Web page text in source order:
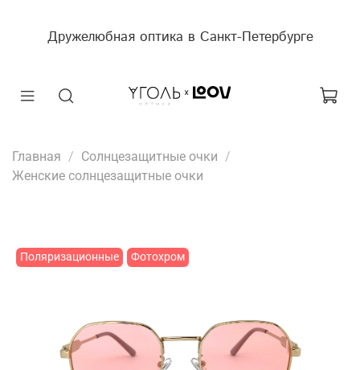
Дружелюбная оптика в Санкт-Петербурге
Главная
Солнцезащитные очки
Женские солнцезащитные очки
Поляризационные Фотохром